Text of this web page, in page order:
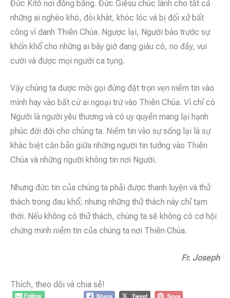
Đức Kitô nơi đồng bằng. Đức Giêsu chúc lành cho tất cả
những ai nghèo khó, đói khát, khóc lóc và bị đối xử bất
công vì danh Thiên Chúa. Ngược lại, Người báo trước sự
khốn khổ cho những ai bây giờ đang giàu có, no đầy, vui
cười và được mọi người ca tụng.
Vậy chúng ta được mời gọi đừng đặt trọn vẹn niềm tin vào
mình hay vào bất cứ ai ngoại trừ vào Thiên Chúa. Vì chỉ có
Người là người yêu thương và có uy quyền mang lại hạnh
phúc đời đời cho chúng ta. Niềm tin vào sự sống lại là sự
khác biệt căn bản giữa những người tin tưởng vào Thiên
Chúa và những người không tin nơi Người.
Nhưng đức tin của chúng ta phải được thanh luyện và thử
thách trong đau khổ; nhưng những thử thách này chỉ tạm
thời. Nếu không có thử thách, chúng ta sẽ không có cơ hội
chứng minh niềm tin của chúng ta nơi Thiên Chúa.
Fr. Joseph
Thích, theo dõi và chia sẻ!